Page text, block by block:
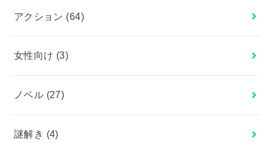
アクション (64)
女性向け (3)
ノベル (27)
謎解き (4)